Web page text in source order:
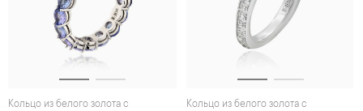
Кольцо из белого золота с
Кольцо из белого золота с